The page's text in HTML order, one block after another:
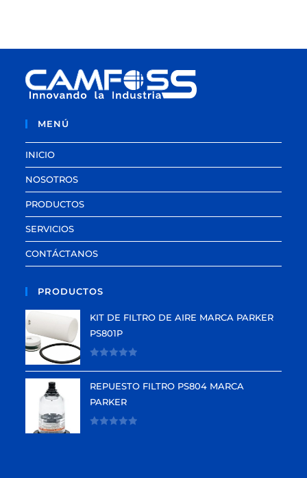
MENÚ
INICIO
NOSOTROS
PRODUCTOS
SERVICIOS
CONTÁCTANOS
PRODUCTOS
KIT DE FILTRO DE AIRE MARCA PARKER
PS801P
r
REPUESTO FILTRO PS804 MARCA
PARKER